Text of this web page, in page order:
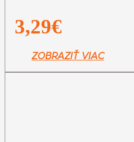
3,29€
ZOBRAZIŤ VIAC